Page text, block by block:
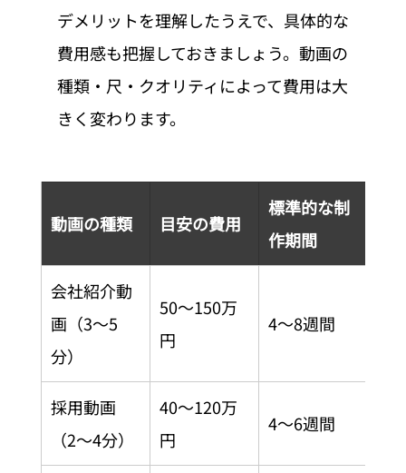
デメリットを理解したうえで、具体的な
費用感も把握しておきましょう。動画の
種類・尺・クオリティによって費用は大
きく変わります。
動画の種類 目安の費用
標準的な制
作期間
会社紹介動
画（3〜5
分）
50〜150万
円
4〜8週間
採用動画
（2〜4分）
40〜120万
円
4〜6週間